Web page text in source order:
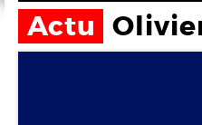
Actu